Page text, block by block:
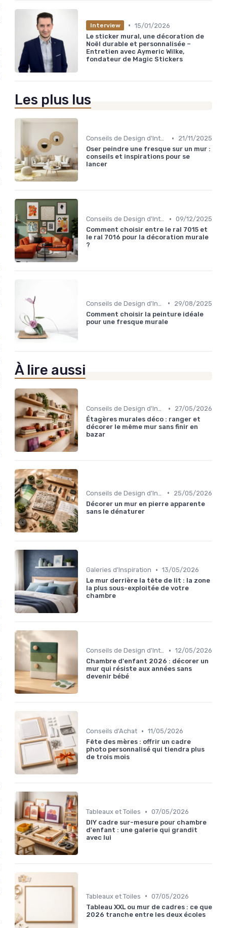
Interview • 15/01/2026
Le sticker mural, une décoration de
Noël durable et personnalisée –
Entretien avec Aymeric Wilke,
fondateur de Magic Stickers
Les plus lus
Conseils de Design d'Intérieur •
21/11/2025
Oser peindre une fresque sur un mur :
conseils et inspirations pour se
lancer
Conseils de Design d'Intérieur • 09/12/2025
Comment choisir entre le ral 7015 et
le ral 7016 pour la décoration murale
?
•
29/08/2025
Comment choisir la peinture idéale
pour une fresque murale
À lire aussi
Conseils de Design d'Intérieur •
27/05/2026
Étagères murales déco : ranger et
décorer le même mur sans finir en
bazar
•
25/05/2026
Décorer un mur en pierre apparente
sans le dénaturer
Galeries d'Inspiration • 13/05/2026
Le mur derrière la tête de lit : la zone
la plus sous-exploitée de votre
chambre
Conseils de Design d'Intérieur • 12/05/2026
Chambre d'enfant 2026 : décorer un
mur qui résiste aux années sans
devenir bébé
Conseils d'Achat • 11/05/2026
Fête des mères : offrir un cadre
photo personnalisé qui tiendra plus
de trois mois
Tableaux et Toiles • 07/05/2026
DIY cadre sur-mesure pour chambre
d'enfant : une galerie qui grandit
avec lui
Tableaux et Toiles • 07/05/2026
Tableau XXL ou mur de cadres : ce que
2026 tranche entre les deux écoles